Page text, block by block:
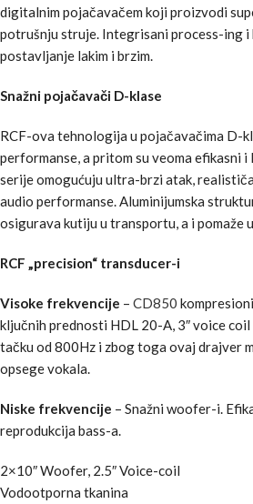
digitalnim pojačavačem koji proizvodi
potrušnju struje. Integrisani process-ing i
postavljanje lakim i brzim.
Snažni pojačavači D-klase
RCF-ova tehnologija u pojačavačima D-
performanse, a pritom su veoma efikasni
serije omogućuju ultra-brzi atak,
audio performanse. Aluminijumska
osigurava kutiju u transportu, a i pomaže
RCF „precision“ transducer-i
Visoke frekvencije – CD850
ključnih prednosti HDL 20-A, 3″ voice
tačku od 800Hz i zbog toga ovaj drajver
opsege vokala.
Niske frekvencije – Snažni woofer-i.
reprodukcija bass-a.
2×10″ Woofer, 2.5″ Voice-coil
Vodootporna tkanina